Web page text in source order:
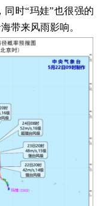
时“玛娃”也很强的
带来风雨影响。